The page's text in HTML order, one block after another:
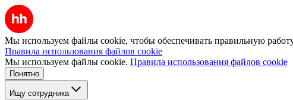
Мы используем файлы cookie, чтобы обеспечивать правильную
Правила использования файлов cookie
Мы используем файлы cookie. Правила использования файлов cookie
Понятно
Ищу сотрудника